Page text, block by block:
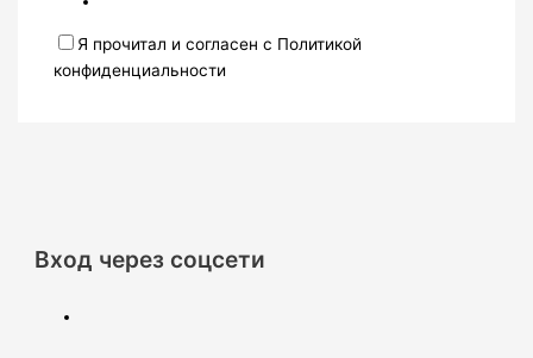
Я прочитал и согласен с Политикой
конфиденциальности
Вход через соцсети